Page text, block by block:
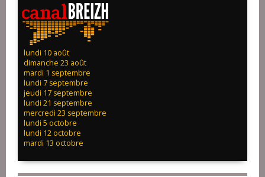
lundi 10 août
dimanche 23 août
mardi 1 septembre
lundi 7 septembre
jeudi 17 septembre
lundi 21 septembre
mercredi 23 septembre
lundi 5 octobre
lundi 12 octobre
mardi 13 octobre